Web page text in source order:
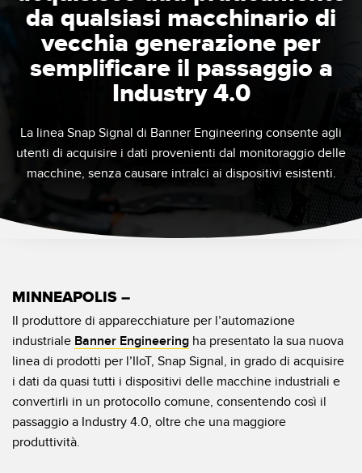
SENSORI
Sensori fotoelettrici
Laser per misurazione di distanza
Sensori radar
Amplificatori a fibra ottica
Sensori a forcella e di etichette
Sensori di luminescenza, colori e tacche di registro
Sensori Pick-to-Light
Sensori di temperatura
Sensori multiraggio e sensori a raggio ampio
IIOT E LA FABBRICA
INTELLIGENTE
Protocolli di comunicazione industriali
Manutenzione predittiva
Monitoraggio delle condizioni: manutenzione predittiva e
preventiva
Monitoraggio/efficacia complessiva dei macchinari
Richiesta di componenti, servizi o prelievo di pallet
Rilevamento del bordo iniziale
Monitoraggio del livello di un serbatoio
LINK CORRELATI
da qualsiasi macchinario di
vecchia generazione per
semplificare il passaggio a
Industry 4.0
La linea Snap Signal di Banner Engineering consente agli
utenti di acquisire i dati provenienti dal monitoraggio delle
macchine, senza causare intralci ai dispositivi esistenti.
MINNEAPOLIS –
Il produttore di apparecchiature per l’automazione
industriale Banner Engineering ha presentato la sua nuova
linea di prodotti per l’IIoT, Snap Signal, in grado di acquisire
i dati da quasi tutti i dispositivi delle macchine industriali e
convertirli in un protocollo comune, consentendo così il
passaggio a Industry 4.0, oltre che una maggiore
produttività.